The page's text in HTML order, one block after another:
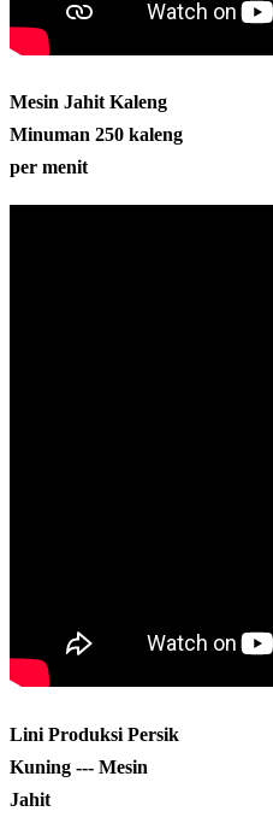
Mesin Jahit Kaleng
Minuman 250 kaleng
per menit
Lini Produksi Persik
Kuning --- Mesin
Jahit